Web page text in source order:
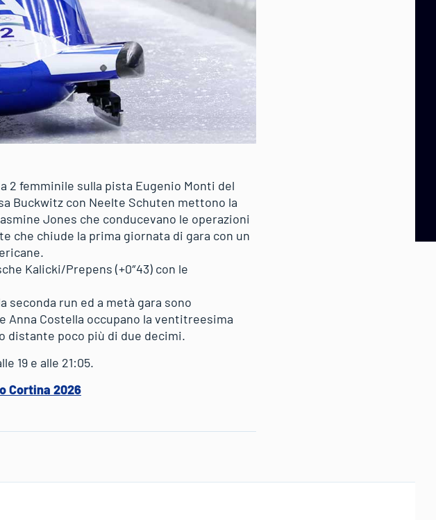
2 femminile sulla pista Eugenio Monti del
Buckwitz con Neelte Schuten mettono la
Jones che conducevano le operazioni
che chiude la prima giornata di gara con un
Kalicki/Prepens (+0″43) con le
seconda run ed a metà gara sono
Anna Costella occupano la ventitreesima
distante poco più di due decimi.
19 e alle 21:05.
Cortina 2026